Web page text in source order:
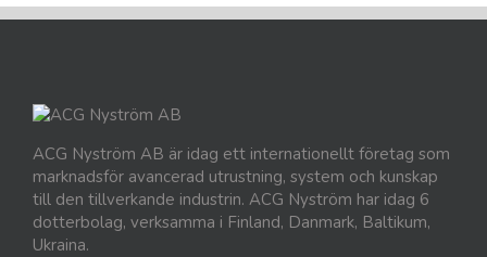
ACG Nyström AB är idag ett internationellt företag som
marknadsför avancerad utrustning, system och kunskap
till den tillverkande industrin. ACG Nyström har idag 6
dotterbolag, verksamma i Finland, Danmark, Baltikum,
Ukraina.